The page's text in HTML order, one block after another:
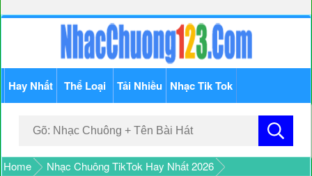
Hay Nhất Thể Loại Tải Nhiều Nhạc Tik Tok
Home Nhạc Chuông TikTok Hay Nhất 2026